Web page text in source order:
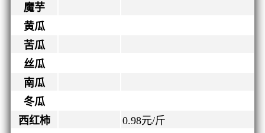
魔芋
黄瓜
苦瓜
丝瓜
南瓜
冬瓜
西红柿
0.98元/斤